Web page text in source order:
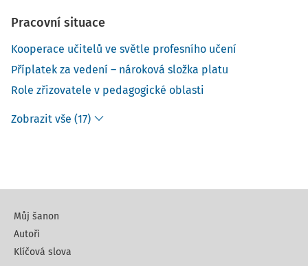
Pracovní situace
Kooperace učitelů ve světle profesního učení
Příplatek za vedení – nároková složka platu
Role zřizovatele v pedagogické oblasti
Zobrazit vše (17)
Můj šanon
Autoři
Klíčová slova